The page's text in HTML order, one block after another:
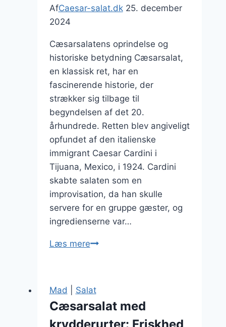
AfCaesar-salat.dk 25. december
2024
Cæsarsalatens oprindelse og
historiske betydning Cæsarsalat,
en klassisk ret, har en
fascinerende historie, der
strækker sig tilbage til
begyndelsen af det 20.
århundrede. Retten blev angiveligt
opfundet af den italienske
immigrant Caesar Cardini i
Tijuana, Mexico, i 1924. Cardini
skabte salaten som en
improvisation, da han skulle
servere for en gruppe gæster, og
ingredienserne var…
Læs mereCæsarsalat
dild
som
forret
Mad Salat
Cæsarsalat med
krydderurter: Friskhed